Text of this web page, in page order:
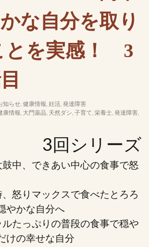
な自分を取り
とを実感！ 3
目
知らせ, 健康情報, 妊活, 発達障害
康情報, 大門薬品, 天然ダシ, 子育て, 栄養士, 発達障害,
3回シリーズ
中、できあい中心の食事で怒
怒りマックスで食べたとろろ
やかな自分へ
たっぷりの普段の食事で穏や
けの幸せな自分